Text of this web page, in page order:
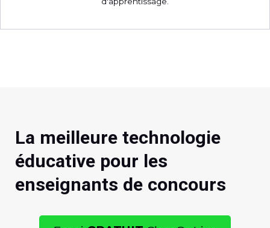
La meilleure technologie
éducative pour les
enseignants de concours